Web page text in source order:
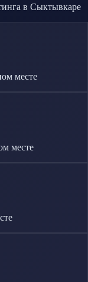
в Сыктывкаре
месте
месте